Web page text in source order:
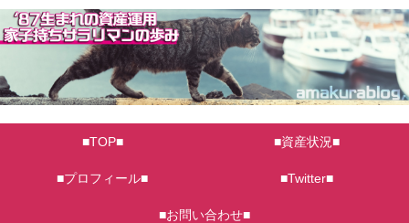
■TOP■ ■資産状況■
■プロフィール■ ■Twitter■
■お問い合わせ■